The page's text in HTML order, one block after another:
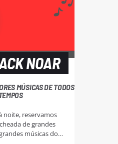
NOAR
MÚSICAS DE TODOS
noite, reservamos
de grandes